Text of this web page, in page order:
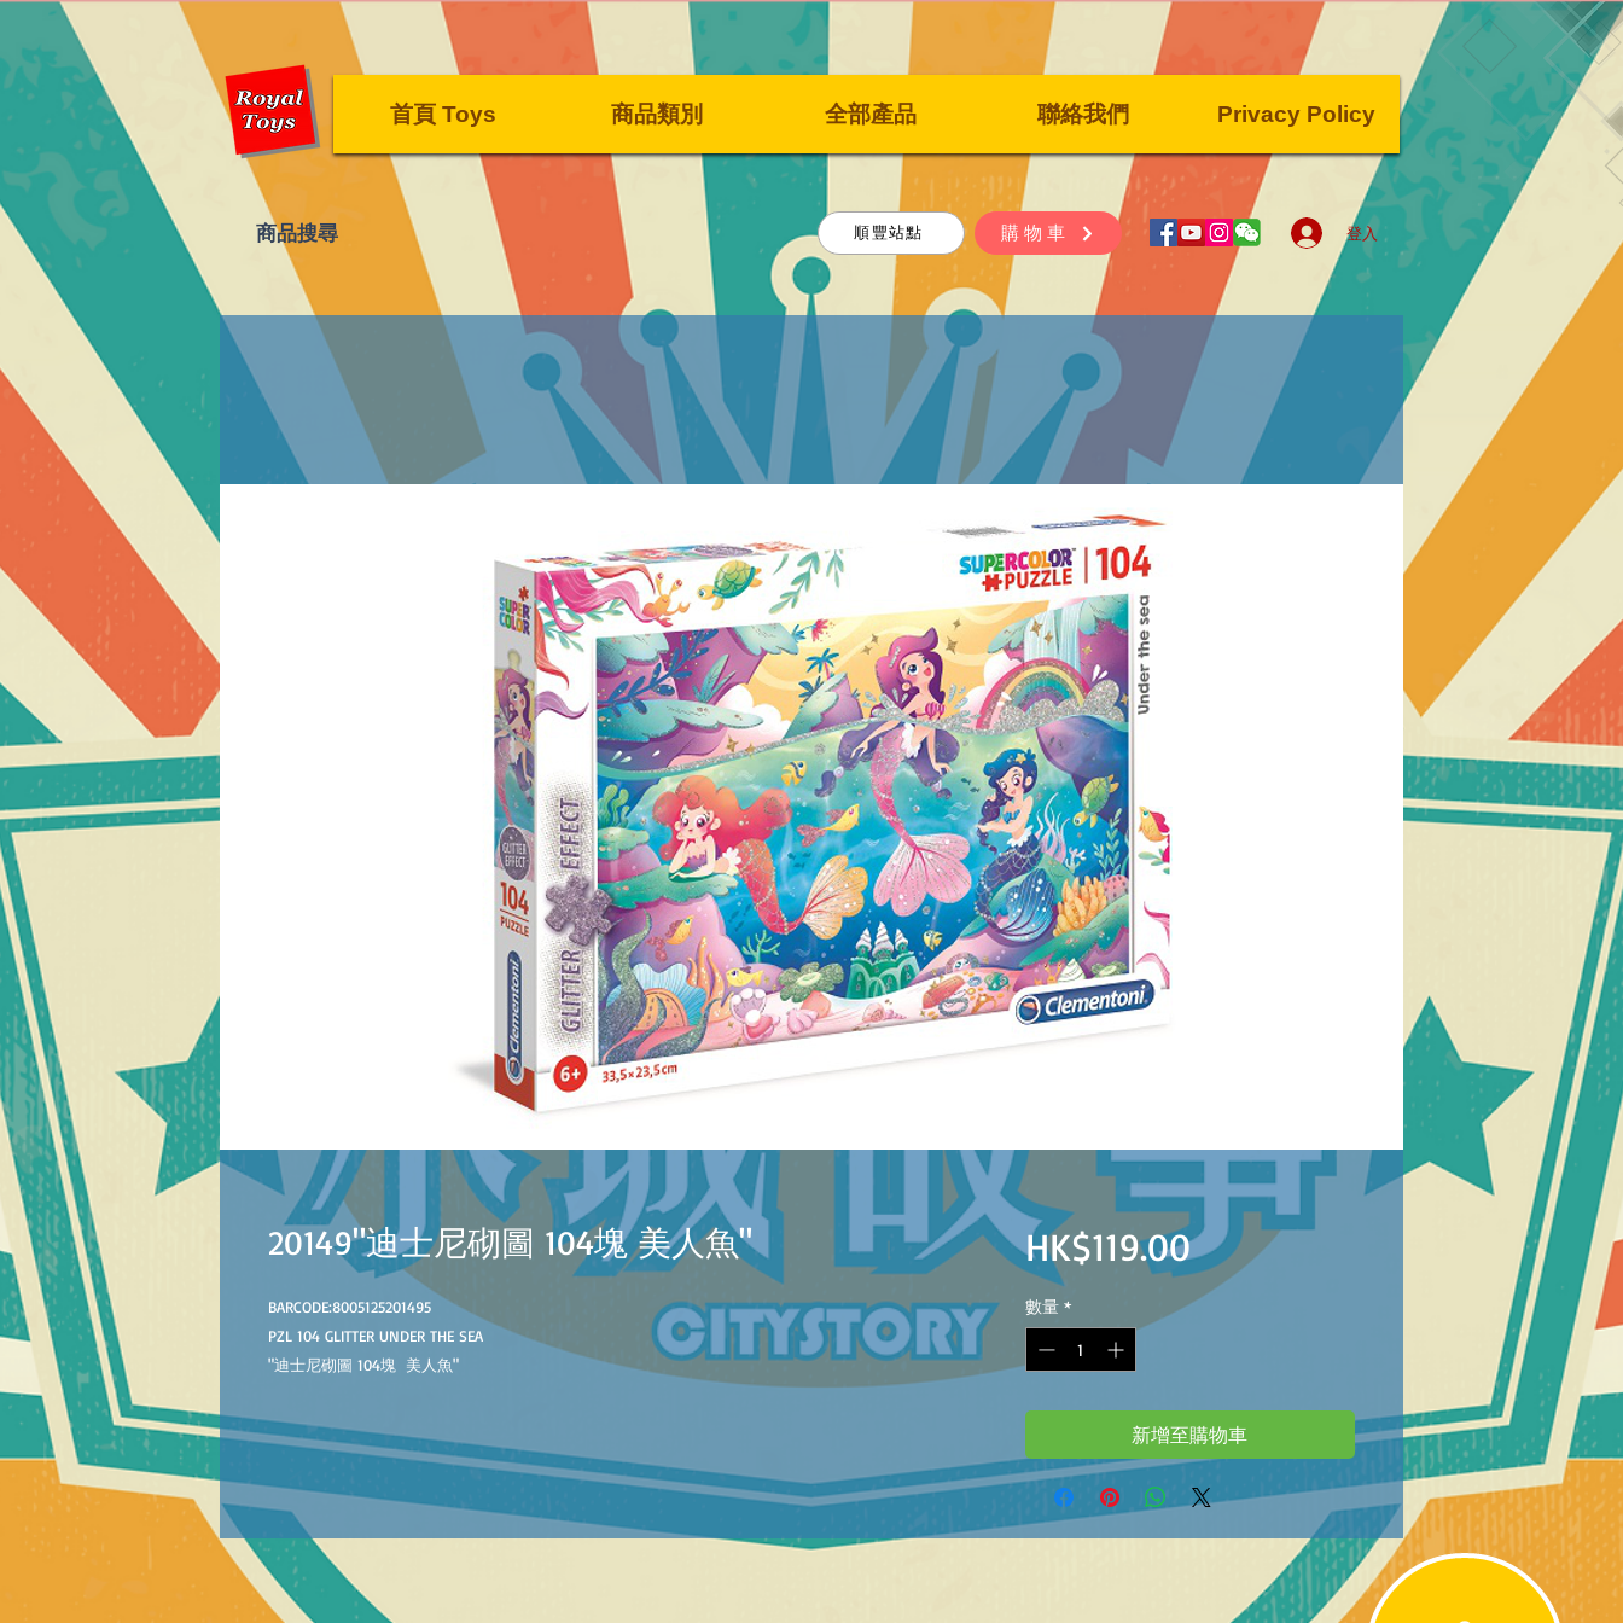
首頁 Toys 商品類別 全部產品 聯絡我們 Privacy Policy
​商品搜尋 順豐站點 購物車 登入
20149"迪士尼砌圖 104塊 美人魚"
BARCODE:8005125201495
PZL 104 GLITTER UNDER THE SEA
"迪士尼砌圖 104塊 美人魚"
HK$119.00價
格
數量 *
新增至購物車